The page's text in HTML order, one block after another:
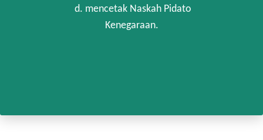
d. mencetak Naskah Pidato
Kenegaraan.